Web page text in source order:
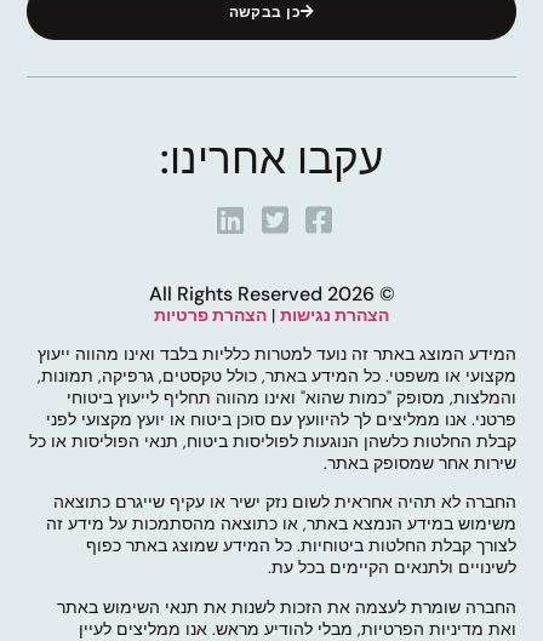
כן בבקשה
עקבו אחרינו:
© 2026 All Rights Reserved
הצהרת נגישות | הצהרת פרטיות
המידע המוצג באתר זה נועד למטרות כלליות בלבד ואינו מהווה ייעוץ
מקצועי או משפטי. כל המידע באתר, כולל טקסטים, גרפיקה, תמונות,
והמלצות, מסופק "כמות שהוא" ואינו מהווה תחליף לייעוץ ביטוחי
פרטני. אנו ממליצים לך להיוועץ עם סוכן ביטוח או יועץ מקצועי לפני
קבלת החלטות כלשהן הנוגעות לפוליסות ביטוח, תנאי הפוליסות או כל
שירות אחר שמסופק באתר.
החברה לא תהיה אחראית לשום נזק ישיר או עקיף שייגרם כתוצאה
משימוש במידע הנמצא באתר, או כתוצאה מהסתמכות על מידע זה
לצורך קבלת החלטות ביטוחיות. כל המידע שמוצג באתר כפוף
לשינויים ולתנאים הקיימים בכל עת.
החברה שומרת לעצמה את הזכות לשנות את תנאי השימוש באתר
ואת מדיניות הפרטיות, מבלי להודיע מראש. אנו ממליצים לעיין